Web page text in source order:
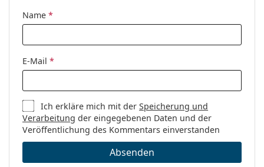
Name *
E-Mail *
Ich erkläre mich mit derSpeicherung und
Verarbeitung der eingegebenen Daten und der
Veröffentlichung des Kommentars einverstanden
Absenden